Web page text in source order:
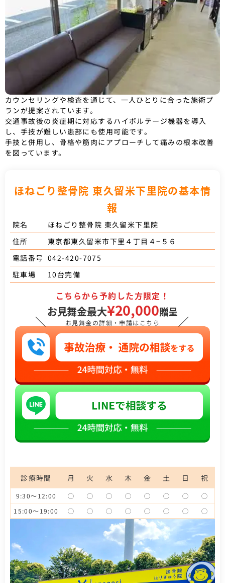
カウンセリングや検査を通じて、一人ひとりに合った施術プ
ランが提案されています。
交通事故後の炎症期に対応するハイボルテージ機器を導入
し、手技が難しい患部にも使用可能です。
手技と併用し、骨格や筋肉にアプローチして痛みの根本改善
を図っています。
ほねごり整骨院 東久留米下里院の基本情
報
院名
ほねごり整骨院 東久留米下里院
住所
東京都東久留米市下里４丁目４−５６
電話番号 042-420-7075
駐車場
10台完備
＼
こちらから予約した方限定！
お見舞金最大¥20,000贈呈
お見舞金の詳細・申請はこちら ／
診療時間 月 火 水 木 金 土 日 祝
9:30～12:00 ◯ ◯ ◯ ◯ ◯ ◯ ◯
◯
15:00～19:00
◯ ◯ ◯ ◯ ◯ ◯ ◯ ◯